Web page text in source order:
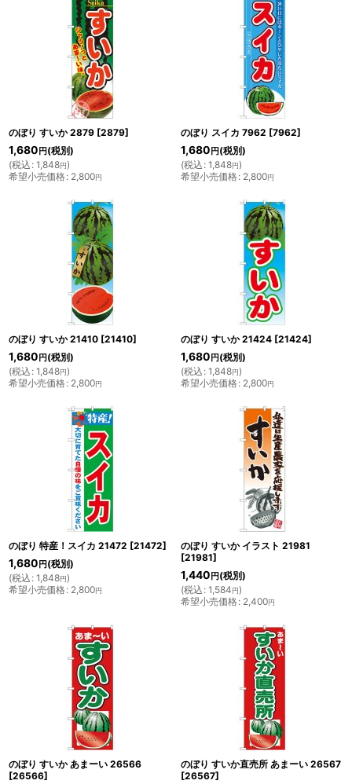
のぼり すいか 2879 [2879]
1,680 円 (税別)
(税込 : 1,848円)
希望小売価格: 2,800円
のぼり スイカ 7962 [7962]
1,680 円 (税別)
(税込 : 1,848円)
希望小売価格: 2,800円
のぼり すいか 21410 [21410]
1,680 円 (税別)
(税込 : 1,848円)
希望小売価格: 2,800円
のぼり すいか 21424 [21424]
1,680 円 (税別)
(税込 : 1,848円)
希望小売価格: 2,800円
のぼり 特産！スイカ 21472 [21472]
1,680 円 (税別)
(税込 : 1,848円)
希望小売価格: 2,800円
のぼり すいか イラスト 21981
[21981]
1,440 円 (税別)
(税込 : 1,584円)
希望小売価格: 2,400円
のぼり すいか あまーい 26566
[26566]
のぼり すいか直売所 あまーい 26567
[26567]